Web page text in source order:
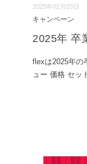
2025年02月03日
キャンペーン
2025年 卒
flexは2025年の
ュー 価格 セッ